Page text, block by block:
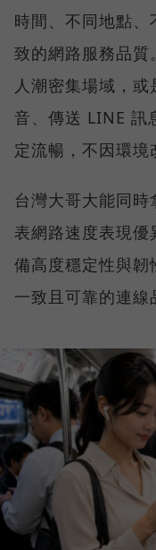
時間、不同地點
致的網路服務品質
人潮密集場域，
音、傳送 LINE 訊
定流暢，不因環境
台灣大哥大能同
表網路速度表現
備高度穩定性與韌
一致且可靠的連線